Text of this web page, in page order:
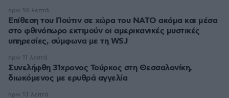
Επίθεση του Πούτιν σε χώρα του ΝΑΤΟ ακόμα και μέσα
στο φθινόπωρο εκτιμούν οι αμερικανικές μυστικές
υπηρεσίες, σύμφωνα με τη WSJ
πριν 10 λεπτά
Συνελήφθη 31χρονος Τούρκος στη Θεσσαλονίκη,
διωκόμενος με ερυθρά αγγελία
πριν 11 λεπτά
πριν 13 λεπτά